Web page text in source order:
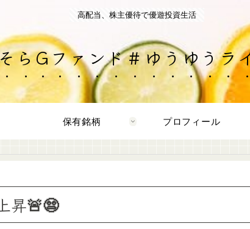
高配当、株主優待で優遊投資生活
らGファンド＃ゆうゆうラ
保有銘柄 プロフィール
昇🚨😨